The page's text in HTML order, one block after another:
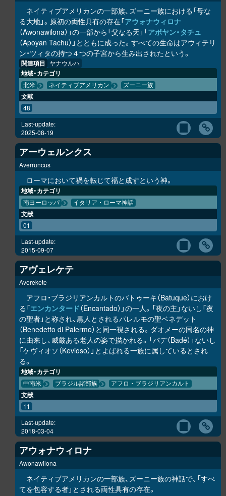
ネイティブアメリカンの一部族、ズーニー族における「母な
る大地」。原初の両性具有の存在「アウォナウィロナ
（Awonawilona）」の一部から「父なる天」「アポヤン・タチュ
（Apoyan Tachu）」とともに成った。すべての生命はアウィテリ
ン・ツィタの持つ４つの子宮から生み出されたという。
関連項目 ヤナウルハ
地域・カテゴリ
北米 ネイティブアメリカン ズーニー族
文献
48
Last-update:
2025-08-19
アーウェルンクス
Averruncus
ローマにおいて禍を転じて福と成すという神。
地域・カテゴリ
南ヨーロッパ イタリア・ローマ神話
文献
01
Last-update:
2015-09-07
アヴェレケテ
Averekete
アフロ・ブラジリアンカルトのバトゥーキ（Batuque）におけ
る「エンカンタード（Encantado）」の一人。「夜の主」ないし「夜
の聖者」と称され、黒人とされるパレルモの聖ベネデット
（Benedetto di Palermo）と同一視される。ダオメーの同名の神
に由来し、威厳ある老人の姿で描かれる。「バデ（Badé）」ないし
「ケヴィオソ（Kevioso）」とよばれる一族に属しているとされ
る。
地域・カテゴリ
中南米 ブラジル諸部族 アフロ・ブラジリアンカルト
文献
11
Last-update:
2018-03-04
アウォナウィロナ
Awonawilona
ネイティブアメリカンの一部族、ズーニー族の神話で、「すべ
てを包容する者」とされる両性具有の存在。